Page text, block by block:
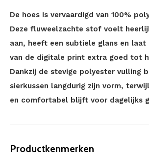
De hoes is vervaardigd van 100%
Deze fluweelzachte stof voelt
aan, heeft een subtiele glans en laat
van de digitale print extra goed tot
Dankzij de stevige polyester vulling
sierkussen langdurig zijn vorm,
en comfortabel blijft voor dagelijks
Productkenmerken